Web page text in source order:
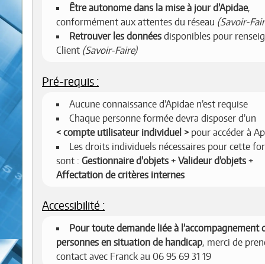
Être autonome dans la mise à jour d’Apidae,
conformément aux attentes du réseau (Savoir-
Retrouver les données disponibles pour
Client (Savoir-Faire)
Pré-requis :
Aucune connaissance d’Apidae n’est requise
Chaque personne formée devra disposer d’un
compte utilisateur individuel
pour accéder à
Les droits individuels nécessaires pour cette
sont : Gestionnaire d'objets + Valideur d’objets +
Affectation de critères internes
Accessibilité :
Pour toute demande liée à l’accompagnement
personnes en situation de handicap, merci de
contact avec Franck au 06 95 69 31 19